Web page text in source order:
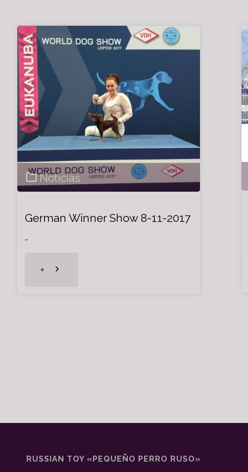
CANINA
DE
BARCELONA.
MARTORELL
21/01/2018."
Noticias
German Winner Show 8-11-2017
…
+ "German
RUSSIAN TOY «PEQUEÑO PERRO RUSO»